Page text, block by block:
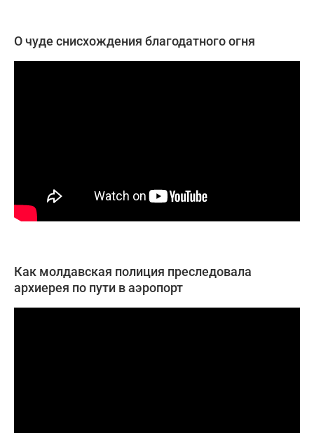
О чуде снисхождения благодатного огня
Как молдавская полиция преследовала
архиерея по пути в аэропорт